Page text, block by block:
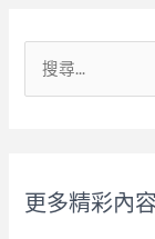
:
更多精彩內容